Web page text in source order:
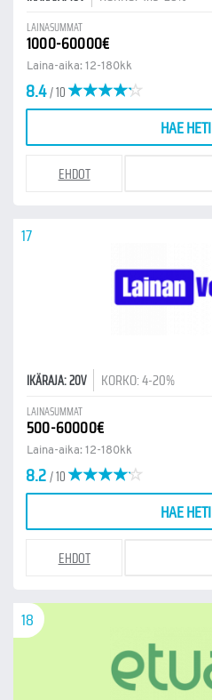
LAINASUMMAT
1000-60000€
Laina-aika: 12-180kk
8.4/ 10
HAE HETI
EHDOT
17
IKÄRAJA: 20V KORKO: 4-20%
LAINASUMMAT
500-60000€
Laina-aika: 12-180kk
8.2/ 10
HAE HETI
EHDOT
18